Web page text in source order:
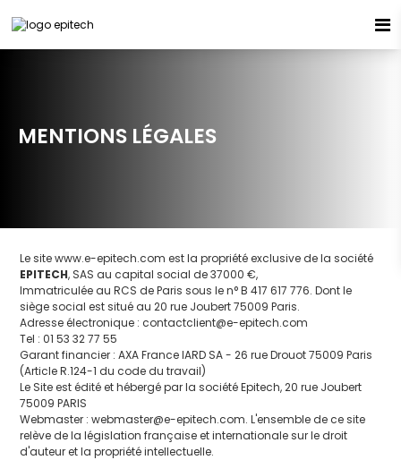
Se souvenir de moi
Mot de passe oublié ?
Connexion
MENTIONS LÉGALES
Le site www.e-epitech.com est la propriété exclusive de la société
EPITECH, SAS au capital social de 37000 €,
Immatriculée au RCS de Paris sous le n° B 417 617 776. Dont le
siège social est situé au 20 rue Joubert 75009 Paris.
Adresse électronique :contactclient@e-epitech.com
Tel : 01 53 32 77 55
Garant financier : AXA France IARD SA - 26 rue Drouot 75009 Paris
(Article R.124-1 du code du travail)
Le Site est édité et hébergé par la société Epitech, 20 rue Joubert
75009 PARIS
Webmaster :webmaster@e-epitech.com. L'ensemble de ce site
relève de la législation française et internationale sur le droit
d'auteur et la propriété intellectuelle.